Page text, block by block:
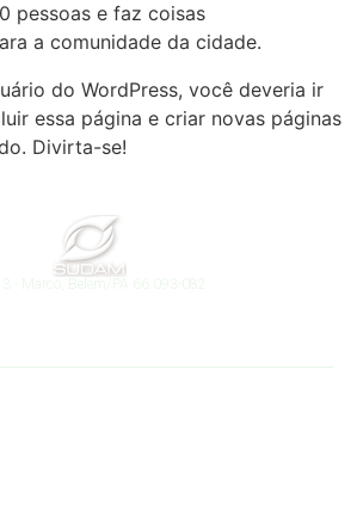
pessoas e faz coisas
a comunidade da cidade.
do WordPress, você deveria ir
essa página e criar novas páginas
Divirta-se!